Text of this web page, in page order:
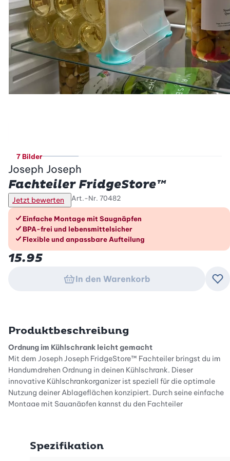
7 Bilder
Joseph Joseph
Fachteiler FridgeStore™
Jetzt bewerten Art.-Nr. 70482
Die Vorteile im Überblick
Einfache Montage mit Saugnäpfen
BPA-frei und lebensmittelsicher
Flexible und anpassbare Aufteilung
15.95
In den Warenkorb
Produktbeschreibung
Ordnung im Kühlschrank leicht gemacht
Mit dem Joseph Joseph FridgeStore™ Fachteiler bringst du im
Handumdrehen Ordnung in deinen Kühlschrank. Dieser
innovative Kühlschrankorganizer ist speziell für die optimale
Nutzung deiner Ablageflächen konzipiert. Durch seine einfache
Montage mit Saugnäpfen kannst du den Fachteiler
Ordnung zu halten.
Spezifikation